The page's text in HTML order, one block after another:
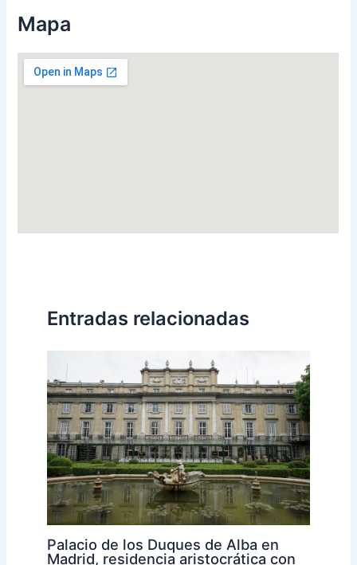
Mapa
Entradas relacionadas
Palacio de los Duques de Alba en
Madrid, residencia aristocrática con